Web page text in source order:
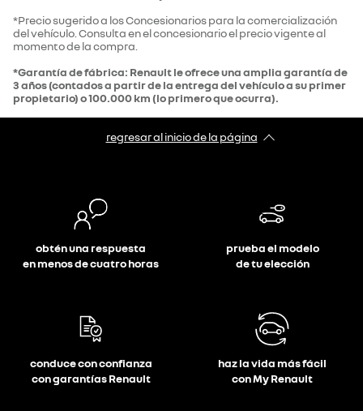
*Precio sugerido a los Concesionarios para la comercialización
del vehículo. Consulta en el concesionario el precio vigente al
momento de la compra.
*Garantía de fábrica: Renault le ofrece una amplia garantía de
3 años (contados a partir de la entrega del vehículo a su primer
propietario) o 100.000 km (lo primero que ocurra).
regresar al inicio de la página
obtén una respuesta
en menos de cuatro horas
prueba el modelo
de tu elección
conduce con confianza
con garantías Renault
haz la vida más fácil
con My Renault